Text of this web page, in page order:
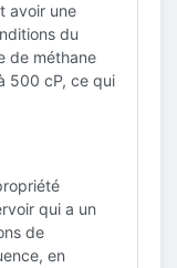
avoir une
du
de méthane
500 cP, ce qui
qui a un
de
en